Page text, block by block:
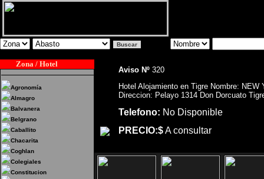
Zona / Hotel
Agronomía
Almagro
Balvanera
Belgrano
Caballito
Chacarita
Coghlan
Colegiales
Constitucion
Aviso Nº 320
Hotel Alojamiento en Tigre Nombre: NEW
Direccion: Pelayo 1314 Don Dorcuato
Telefono: No Disponible
PRECIO:$A consultar